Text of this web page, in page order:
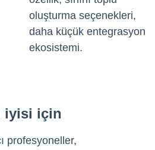
oluşturma seçenekleri,
daha küçük entegrasyon
ekosistemi.
iyisi için
profesyoneller,